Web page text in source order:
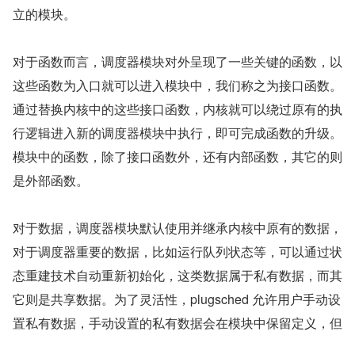
立的模块。
对于函数而言，调度器模块对外呈现了一些关键的函数，以
这些函数为入口就可以进入模块中，我们称之为接口函数。
通过替换内核中的这些接口函数，内核就可以绕过原有的执
行逻辑进入新的调度器模块中执行，即可完成函数的升级。
模块中的函数，除了接口函数外，还有内部函数，其它的则
是外部函数。
对于数据，调度器模块默认使用并继承内核中原有的数据，
对于调度器重要的数据，比如运行队列状态等，可以通过状
态重建技术自动重新初始化，这类数据属于私有数据，而其
它则是共享数据。为了灵活性，plugsched 允许用户手动设
置私有数据，手动设置的私有数据会在模块中保留定义，但